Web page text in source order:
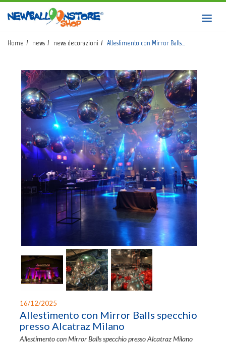
HOME
SHOP
CATALOGO
CHI SIAMO
CORSI BALLOON ART
INVIO LOGO
CONTATTI
EVENTI NBS
Login Registrati
Wishlist
Home news news decorazioni Allestimento con Mirror Balls…
16/12/2025
Allestimento con Mirror Balls specchio
presso Alcatraz Milano
Allestimento con Mirror Balls specchio presso Alcatraz Milano